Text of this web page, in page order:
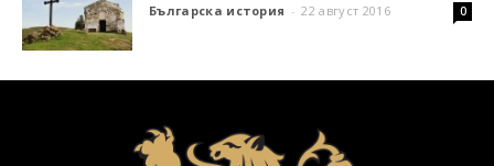
Българска история - 22 август 2016 0